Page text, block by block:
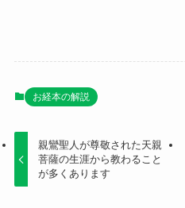
お経本の解説
親鸞聖人が尊敬された天親
菩薩の生涯から教わること
が多くあります